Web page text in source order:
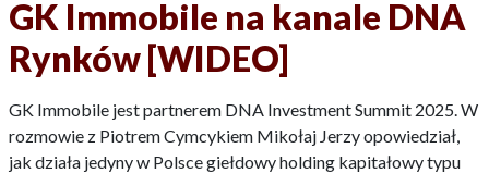
GK Immobile na kanale DNA
Rynków [WIDEO]
GK Immobile jest partnerem DNA Investment Summit 2025. W
rozmowie z Piotrem Cymcykiem Mikołaj Jerzy opowiedział,
jak działa jedyny w Polsce giełdowy holding kapitałowy typu